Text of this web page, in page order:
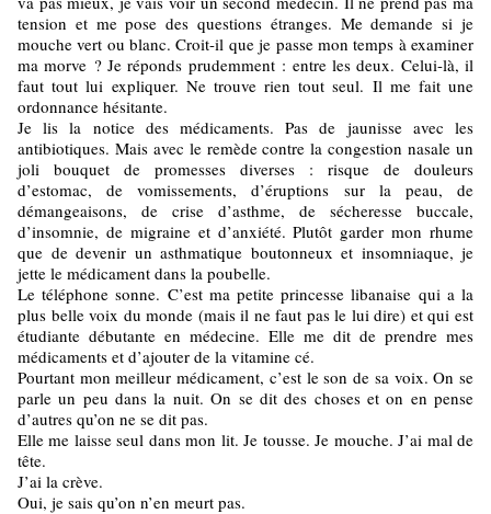
tension et me pose des questions étranges. Me demande si je
mouche vert ou blanc. Croit-il que je passe mon temps à examiner
ma morve ? Je réponds prudemment : entre les deux. Celui-là, il
faut tout lui expliquer. Ne trouve rien tout seul. Il me fait une
ordonnance hésitante.
Je lis la notice des médicaments. Pas de jaunisse avec les
antibiotiques. Mais avec le remède contre la congestion nasale un
joli bouquet de promesses diverses : risque de douleurs
d’estomac, de vomissements, d’éruptions sur la peau, de
démangeaisons, de crise d’asthme, de sécheresse buccale,
d’insomnie, de migraine et d’anxiété. Plutôt garder mon rhume
que de devenir un asthmatique boutonneux et insomniaque, je
jette le médicament dans la poubelle.
Le téléphone sonne. C’est ma petite princesse libanaise qui a la
plus belle voix du monde (mais il ne faut pas le lui dire) et qui est
étudiante débutante en médecine. Elle me dit de prendre mes
médicaments et d’ajouter de la vitamine cé.
Pourtant mon meilleur médicament, c’est le son de sa voix. On se
parle un peu dans la nuit. On se dit des choses et on en pense
d’autres qu’on ne se dit pas.
Elle me laisse seul dans mon lit. Je tousse. Je mouche. J’ai mal de
tête.
J’ai la crève.
Oui, je sais qu’on n’en meurt pas.